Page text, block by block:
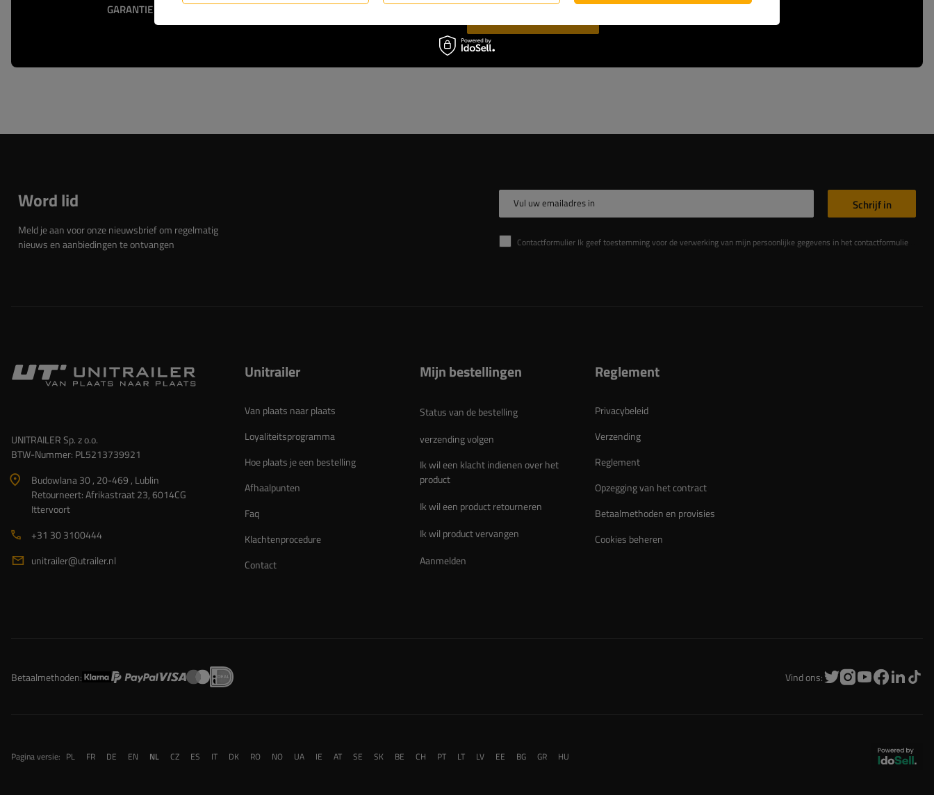
GARANTIE OP KWALITEIT EN AUTHENTICITEIT
Word lid
Meld je aan voor onze nieuwsbrief om regelmatig
nieuws en aanbiedingen te ontvangen
Vul uw emailadres in
Contactformulier Ik geef toestemming voor de verwerking van mijn persoonlijke gegevens in het contactformulier in overeenstemming met de Verordening van het Europees Parlement en de Raad (EU)
Schrijf in
UNITRAILER Sp. z o.o.
BTW-Nummer: PL5213739921
Budowlana 30 , 20-469 , Lublin
Retourneert: Afrikastraat 23, 6014CG
Ittervoort
+31 30 3100444
unitrailer@utrailer.nl
Unitrailer
Van plaats naar plaats
Loyaliteitsprogramma
Hoe plaats je een bestelling
Afhaalpunten
Faq
Klachtenprocedure
Contact
Mijn bestellingen
Status van de bestelling
verzending volgen
Ik wil een klacht indienen over het
product
Ik wil een product retourneren
Ik wil product vervangen
Aanmelden
Reglement
Privacybeleid
Verzending
Reglement
Opzegging van het contract
Betaalmethoden en provisies
Cookies beheren
Betaalmethoden: Vind ons:
Pagina versie: PL FR DE EN NL CZ ES IT DK RO NO UA IE AT SE SK BE CH PT LT LV EE BG GR HU